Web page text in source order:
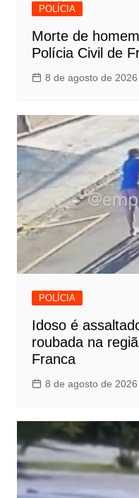
POLÍCIA
Morte de
Polícia Civil de
8 de agosto de 2026
POLÍCIA
Idoso é
roubada na
Franca
8 de agosto de 2026